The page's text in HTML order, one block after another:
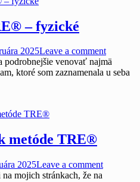
– fyzické
2025Leave a comment
podrobnejšie venovať najmä
ktoré som zaznamenala u seba
metóde TRE®
2025Leave a comment
mojich stránkach, že na